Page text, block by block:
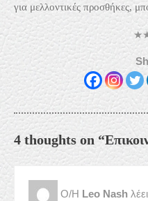
για μελλοντικές προσθήκες,
★
4 thoughts on
Ο/Η Leo Nash